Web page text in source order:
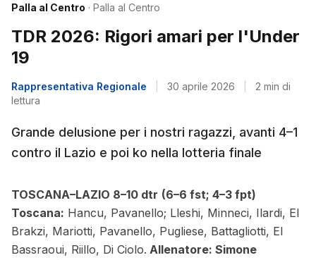
Palla al Centro · Palla al Centro
TDR 2026: Rigori amari per l'Under
19
Rappresentativa Regionale 30 aprile 2026
2 min di
lettura
Grande delusione per i nostri ragazzi, avanti 4–1
contro il Lazio e poi ko nella lotteria finale
TOSCANA–LAZIO 8–10 dtr (6–6 fst; 4–3 fpt)
Toscana: Hancu, Pavanello; Lleshi, Minneci, Ilardi, El
Brakzi, Mariotti, Pavanello, Pugliese, Battagliotti, El
Bassraoui, Riillo, Di Ciolo. Allenatore: Simone